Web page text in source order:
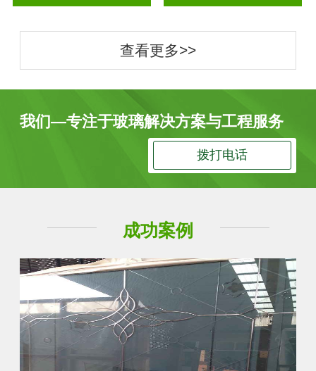
查看更多>>
我们—专注于玻璃解决方案与工程服务
拨打电话
成功案例